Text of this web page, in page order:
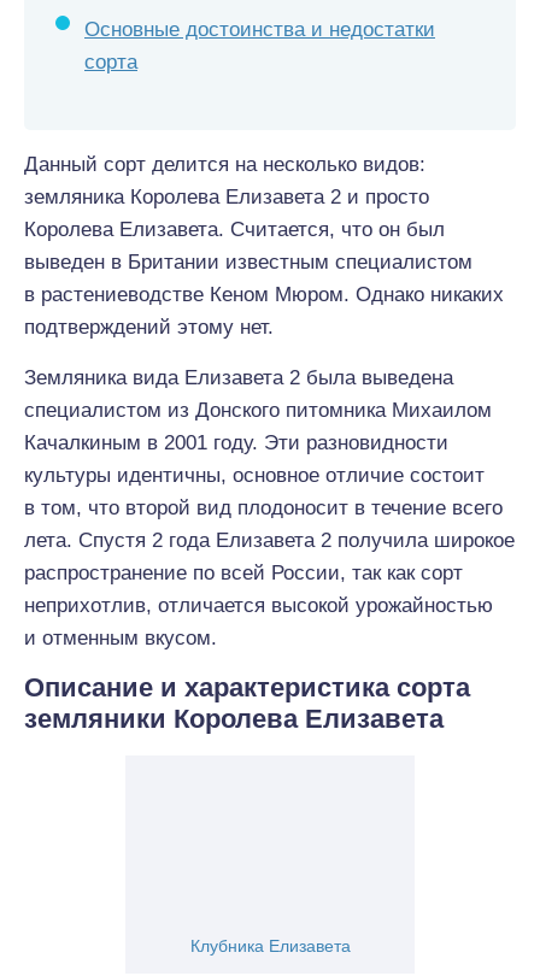
Основные достоинства и недостатки
сорта
Данный сорт делится на несколько видов:
земляника Королева Елизавета 2 и просто
Королева Елизавета. Считается, что он был
выведен в Британии известным специалистом
в растениеводстве Кеном Мюром. Однако никаких
подтверждений этому нет.
Земляника вида Елизавета 2 была выведена
специалистом из Донского питомника Михаилом
Качалкиным в 2001 году. Эти разновидности
культуры идентичны, основное отличие состоит
в том, что второй вид плодоносит в течение всего
лета. Спустя 2 года Елизавета 2 получила широкое
распространение по всей России, так как сорт
неприхотлив, отличается высокой урожайностью
и отменным вкусом.
Описание и характеристика сорта
земляники Королева Елизавета
Клубника Елизавета